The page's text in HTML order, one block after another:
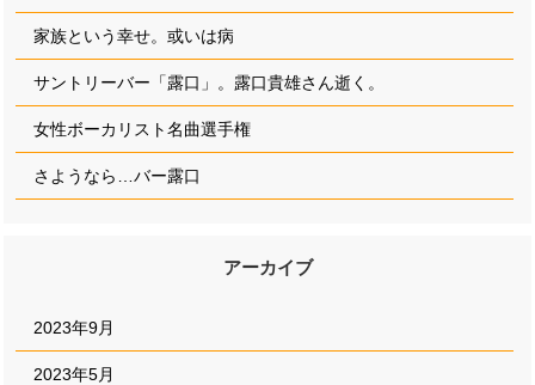
家族という幸せ。或いは病
サントリーバー「露口」。露口貴雄さん逝く。
女性ボーカリスト名曲選手権
さようなら…バー露口
アーカイブ
2023年9月
2023年5月